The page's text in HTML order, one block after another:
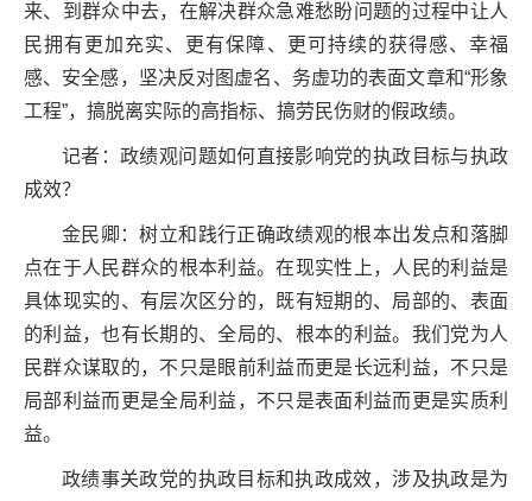
来、到群众中去，在解决群众急难愁盼问题的过程中让人
民拥有更加充实、更有保障、更可持续的获得感、幸福
感、安全感，坚决反对图虚名、务虚功的表面文章和“形象
工程”，搞脱离实际的高指标、搞劳民伤财的假政绩。
记者：政绩观问题如何直接影响党的执政目标与执政
成效？
金民卿：树立和践行正确政绩观的根本出发点和落脚
点在于人民群众的根本利益。在现实性上，人民的利益是
具体现实的、有层次区分的，既有短期的、局部的、表面
的利益，也有长期的、全局的、根本的利益。我们党为人
民群众谋取的，不只是眼前利益而更是长远利益，不只是
局部利益而更是全局利益，不只是表面利益而更是实质利
益。
政绩事关政党的执政目标和执政成效，涉及执政是为